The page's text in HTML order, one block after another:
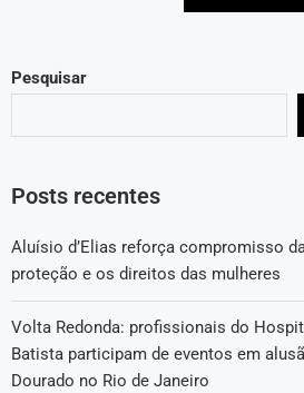
Pesquisar
Posts recentes
Aluísio d’Elias reforça compromisso
proteção e os direitos das mulheres
Volta Redonda: profissionais do
Batista participam de eventos em
Dourado no Rio de Janeiro